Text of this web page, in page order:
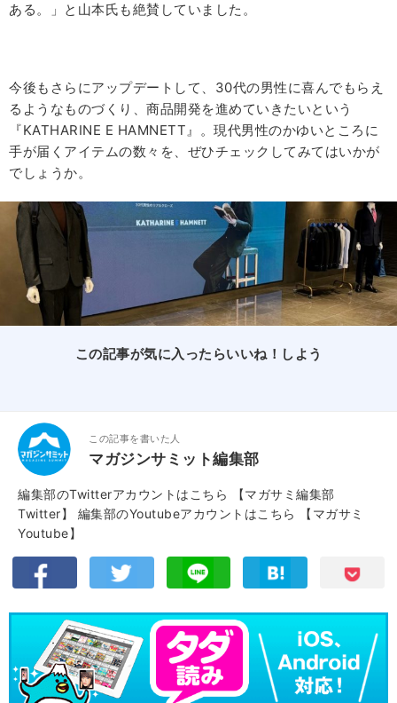
ある。」と山本氏も絶賛していました。
今後もさらにアップデートして、30代の男性に喜んでもらえ
るようなものづくり、商品開発を進めていきたいという
『KATHARINE E HAMNETT』。現代男性のかゆいところに
手が届くアイテムの数々を、ぜひチェックしてみてはいかが
でしょうか。
この記事が気に入ったらいいね！しよう
この記事を書いた人
マガジンサミット編集部
編集部のTwitterアカウントはこちら
【マガサミ編集部
Twitter】
編集部のYoutubeアカウントはこちら
【マガサミ
Youtube】